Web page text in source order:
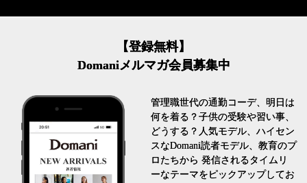
【登録無料】
Domaniメルマガ会員募集中
管理職世代の通勤コーデ、明日は
何を着る？子供の受験や習い事、
どうする？人気モデル、ハイセン
スなDomani読者モデル、教育のプ
ロたちから 発信されるタイムリ
ーなテーマをピックアップしてお